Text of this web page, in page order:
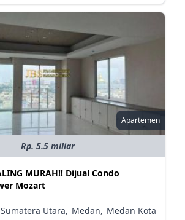
Apartemen
Rp. 5.5 miliar
MURAH!! Dijual Condo
Mozart
Sumatera Utara, Medan, Medan Kota